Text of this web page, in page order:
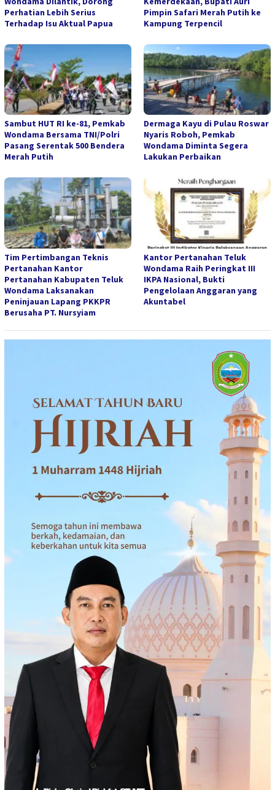
Perhatian Lebih Serius
Terhadap Isu Aktual Papua
Pimpin Safari Merah Putih ke
Kampung Terpencil
Sambut HUT RI ke-81, Pemkab
Wondama Bersama TNI/Polri
Pasang Serentak 500 Bendera
Merah Putih
Dermaga Kayu di Pulau Roswar
Nyaris Roboh, Pemkab
Wondama Diminta Segera
Lakukan Perbaikan
Tim Pertimbangan Teknis
Pertanahan Kantor
Pertanahan Kabupaten Teluk
Wondama Laksanakan
Peninjauan Lapang PKKPR
Berusaha PT. Nursyiam
Kantor Pertanahan Teluk
Wondama Raih Peringkat III
IKPA Nasional, Bukti
Pengelolaan Anggaran yang
Akuntabel